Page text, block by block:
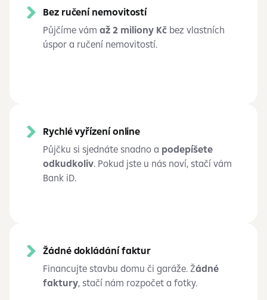
Bez ručení nemovitostí
Půjčíme vám až 2 miliony Kč bez vlastních
úspor a ručení nemovitostí.
Rychlé vyřízení online
Půjčku si sjednáte snadno a podepíšete
odkudkoliv. Pokud jste u nás noví, stačí vám
Bank iD.
Žádné dokládání faktur
Financujte stavbu domu či garáže. Žádné
faktury, stačí nám rozpočet a fotky.